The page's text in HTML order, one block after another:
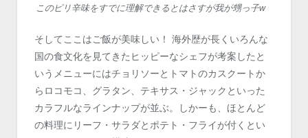
このピリ辛味をすでに理解できるとはさすが我が甥っ子w
そしてここはご飯が美味しい！ 海外歴が長くいろんな
国の食文化を見てきたヒッピーなシェフが考案したと
いうメニューにはチョリソーとトマトのカスクートか
らロコモコ、グラタン、テキサス・ジャックといった
カラフルなラインナップが並ぶ。しかーも、ほとんど
の料理にリーフ・サラダとポテト・フライが付くとい